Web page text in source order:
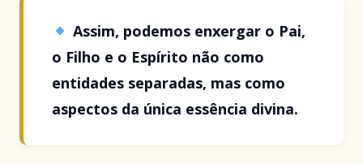
Assim, podemos enxergar o Pai,
o Filho e o Espírito não como
entidades separadas, mas como
aspectos da única essência divina.